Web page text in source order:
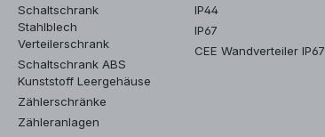
Schaltschrank
Stahlblech
Verteilerschrank
Schaltschrank ABS
Kunststoff Leergehäuse
Zählerschränke
Zähleranlagen
IP44
IP67
CEE Wandverteiler IP67